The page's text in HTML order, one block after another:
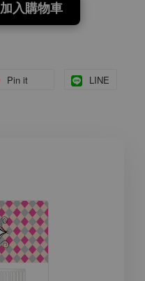
加入購物車
Pin it LINE